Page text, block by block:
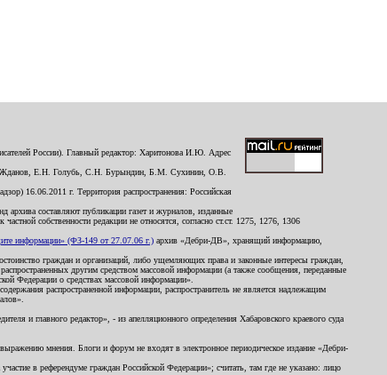
России). Главный редактор: Харитонова И.Ю. Адрес
Жданов, Е.Н. Голубь, С.Н. Бурындин, Б.М. Сухинин, О.В.
16.06.2011 г. Территория распространения: Российская
архива составляют публикации газет и журналов, изданные
собственности редакции не относятся, согласно ст.ст. 1275, 1276, 1306
информации» (ФЗ-149 от 27.07.06 г.) архив «Дебри-ДВ», хранящий информацию,
граждан и организаций, либо ущемляющих права и законные интересы граждан,
другим средством массовой информации (а также сообщения, переданные
Федерации о средствах массовой информации».
распространенной информации, распространитель не является надлежащим
и главного редактор», - из апелляционного определения Хабаровского краевого суда
мнения. Блоги и форум не входят в электронное периодическое издание «Дебри-
в референдуме граждан Российской Федерации»; считать, там где не указано: лицо